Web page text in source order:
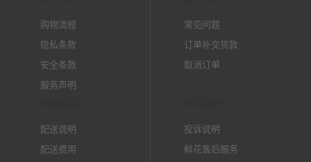
购物流程
隐私条款
安全条款
服务声明
常见问题
订单补交货款
取消订单
配送说明
配送费用
投诉说明
鲜花售后服务